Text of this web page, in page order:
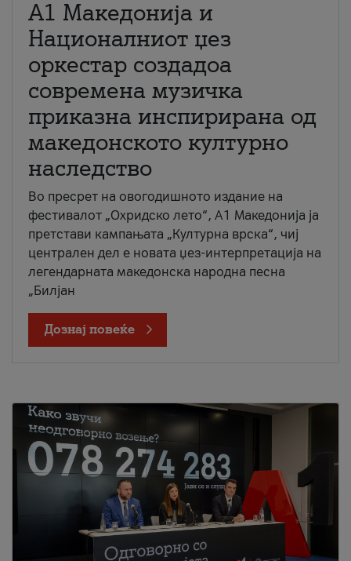
А1 Македонија и
Националниот џез
оркестар создадоа
современа музичка
приказна инспирирана од
македонското културно
наследство
Во пресрет на овогодишното издание на
фестивалот „Охридско лето“, А1 Македонија ја
претстави кампањата „Културна врска“, чиј
централен дел е новата џез-интерпретација на
легендарната македонска народна песна
„Билјан
Дознај повеќе